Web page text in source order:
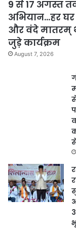
9 से 17 अगस्त
अभियान…हर घर
और वंदे मातरम्
जुड़े कार्यक्रम
August 7, 2026